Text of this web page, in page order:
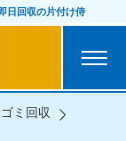
日回収の片付け侍
ミ回収